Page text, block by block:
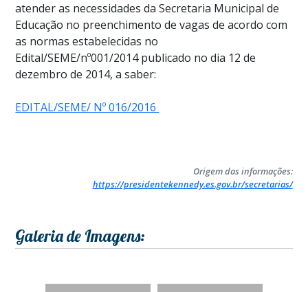
atender as necessidades da Secretaria Municipal de
Educação no preenchimento de vagas de acordo com
as normas estabelecidas no
Edital/SEME/nº001/2014 publicado no dia 12 de
dezembro de 2014, a saber:
EDITAL/SEME/ Nº 016/2016
Origem das informações:
https://presidentekennedy.es.gov.br/secretarias/
Galeria de Imagens: